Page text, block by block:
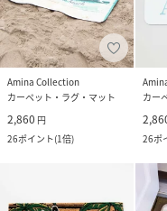
Amina Collection
カーペット・ラグ・マット
2,860 円
26ポイント(1倍)
カー
26ポ